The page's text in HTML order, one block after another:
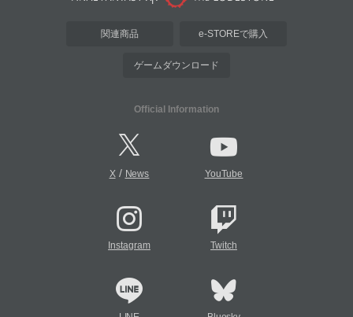
関連商品 e-STOREで購入
ゲームダウンロード
Official Information
X/ News YouTube
Instagram Twitch